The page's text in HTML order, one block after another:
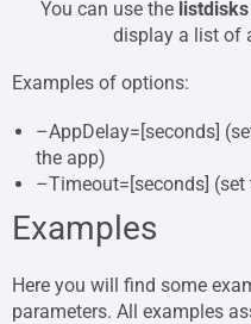
You can use the listdisks
display a list of
Examples of options:
–AppDelay=[seconds]
the app)
–Timeout=[seconds]
Examples
Here you will find some
parameters. All examples